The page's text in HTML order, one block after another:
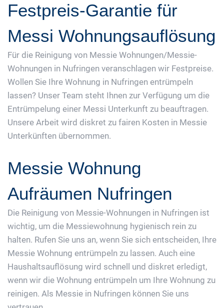
Festpreis-Garantie für
Messi Wohnungsauflösung
Für die Reinigung von Messie Wohnungen/Messie-
Wohnungen in Nufringen veranschlagen wir Festpreise.
Wollen Sie Ihre Wohnung in Nufringen entrümpeln
lassen? Unser Team steht Ihnen zur Verfügung um die
Entrümpelung einer Messi Unterkunft zu beauftragen.
Unsere Arbeit wird diskret zu fairen Kosten in Messie
Unterkünften übernommen.
Messie Wohnung
Aufräumen Nufringen
Die Reinigung von Messie-Wohnungen in Nufringen ist
wichtig, um die Messiewohnung hygienisch rein zu
halten. Rufen Sie uns an, wenn Sie sich entscheiden, Ihre
Messie Wohnung entrümpeln zu lassen. Auch eine
Haushaltsauflösung wird schnell und diskret erledigt,
wenn wir die Wohnung entrümpeln um Ihre Wohnung zu
reinigen. Als Messie in Nufringen können Sie uns